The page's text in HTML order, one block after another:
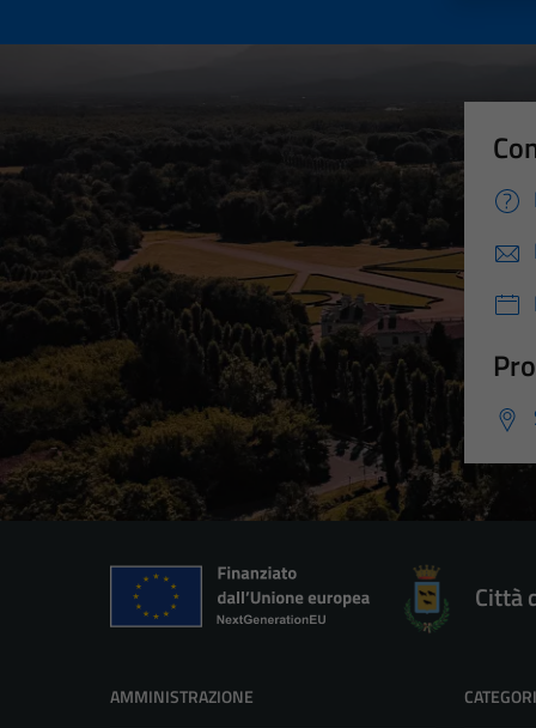
Città
AMMINISTRAZIONE